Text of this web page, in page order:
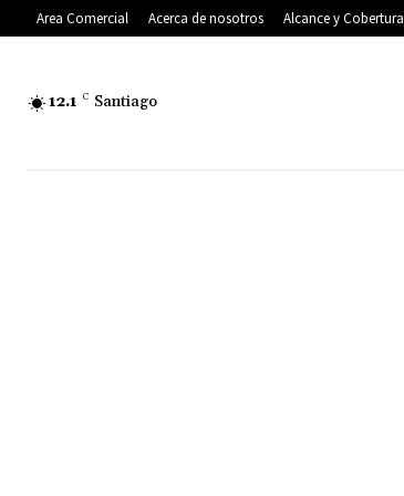
Area Comercial Acerca de nosotros Alcance y Cobertura
12.1 C Santiago